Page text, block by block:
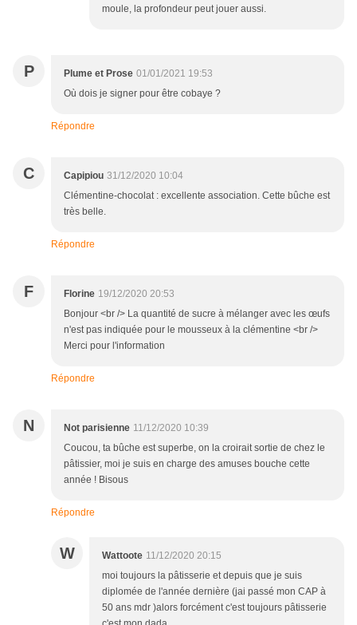
moule, la profondeur peut jouer aussi.
P Plume et Prose 01/01/2021 19:53
Où dois je signer pour être cobaye ?
Répondre
C Capipiou 31/12/2020 10:04
Clémentine-chocolat : excellente association. Cette bûche est
très belle.
Répondre
F Florine 19/12/2020 20:53
Bonjour <br /> La quantité de sucre à mélanger avec les œufs
n'est pas indiquée pour le mousseux à la clémentine <br />
Merci pour l'information
Répondre
N Not parisienne 11/12/2020 10:39
Coucou, ta bûche est superbe, on la croirait sortie de chez le
pâtissier, moi je suis en charge des amuses bouche cette
année ! Bisous
Répondre
W Wattoote 11/12/2020 20:15
moi toujours la pâtisserie et depuis que je suis
diplomée de l'année dernière (jai passé mon CAP à
50 ans mdr )alors forcément c'est toujours pâtisserie